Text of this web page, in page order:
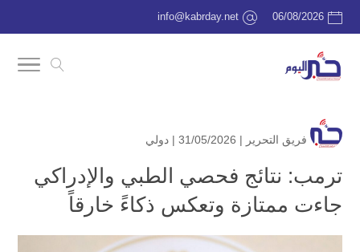
06/08/2026
info@kabrday.net
فريق التحرير | 31/05/2026 | دولي
ترمب: نتائج فحصي الطبي والإدراكي
جاءت ممتازة وتعكس ذكاءً خارقاً